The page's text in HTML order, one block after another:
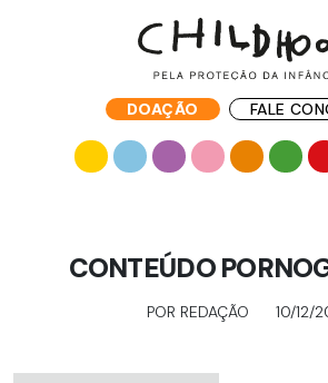
DOAÇÃO FALE
CONTEÚDO
POR REDAÇÃO 10/12/